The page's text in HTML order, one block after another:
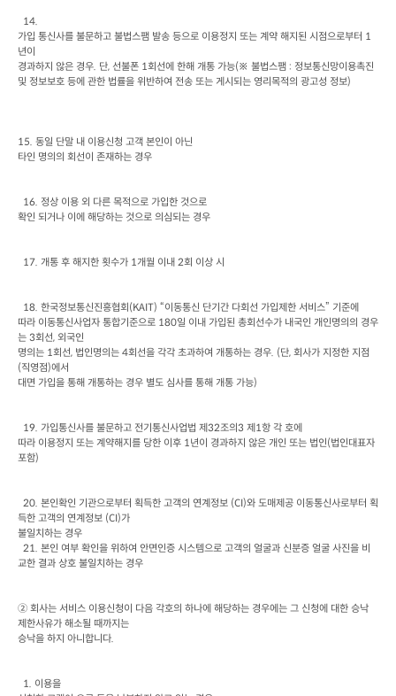
가입 통신사를 불문하고 불법스팸 발송 등으로 이용정지 또는 계약 해지된 시점으로부터 1
년이
경과하지 않은 경우. 단, 선불폰 1회선에 한해 개통 가능(※ 불법스팸 : 정보통신망이용촉진
및 정보보호 등에 관한 법률을 위반하여 전송 또는 게시되는 영리목적의 광고성 정보)
15. 동일 단말 내 이용신청 고객 본인이 아닌
타인 명의의 회선이 존재하는 경우
  16.
정상 이용 외 다른 목적으로 가입한 것으로
확인 되거나 이에 해당하는 것으로 의심되는 경우
  17.
개통 후 해지한 횟수가 1개월 이내 2회 이상 시
  18.
한국정보통신진흥협회 (KAIT) “이동통신 단기간 다회선 가입제한 서비스” 기준에
따라 이동통신사업자 통합기준으로 180일 이내 가입된 총회선수가 내국인 개인명의의 경우
는 3회선, 외국인
명의는 1회선, 법인명의는 4회선을 각각 초과하여 개통하는 경우. (단, 회사가 지정한 지점
(직영점)에서
대면 가입을 통해 개통하는 경우 별도 심사를 통해 개통 가능)
  19.
가입통신사를 불문하고 전기통신사업법 제 32조의3 제 1항 각 호에
따라 이용정지 또는 계약해지를 당한 이후 1년이 경과하지 않은 개인 또는 법인(법인대표자
포함)
  20.
본인확인 기관으로부터 획득한 고객의 연계정보 (CI)와 도매제공 이동통신사로부터 획
득한 고객의 연계정보 (CI)가
불일치하는 경우
교한 결과 상호 불일치하는 경우
② 회사는 서비스 이용신청이 다음 각호의 하나에 해당하는 경우에는 그 신청에 대한 승낙
제한사유가 해소될 때까지는
승낙을 하지 아니합니다.
  1.
이용을